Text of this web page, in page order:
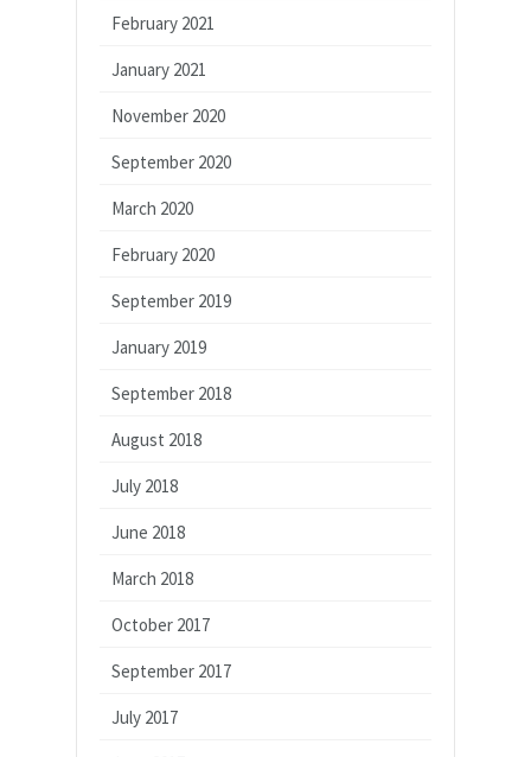
February 2021
January 2021
November 2020
September 2020
March 2020
February 2020
September 2019
January 2019
September 2018
August 2018
July 2018
June 2018
March 2018
October 2017
September 2017
July 2017